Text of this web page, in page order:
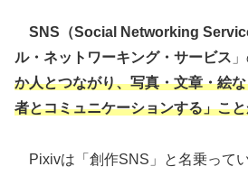
SNS（Social Networking
ル・ネットワーキング・サービス
か人とつながり、写真・文章・絵
者とコミュニケーションする」こ
Pixivは「創作SNS」と名乗って